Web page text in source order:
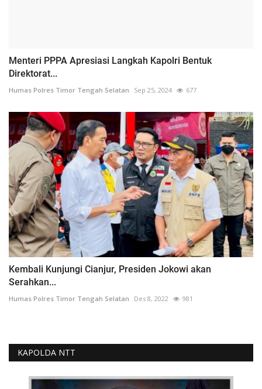
Menteri PPPA Apresiasi Langkah Kapolri Bentuk
Direktorat...
Humas Polres Timor Tengah Selatan Sep 25, 2024 677
Kembali Kunjungi Cianjur, Presiden Jokowi akan
Serahkan...
Humas Polres Timor Tengah Selatan Des 8, 2022 981
KAPOLDA NTT